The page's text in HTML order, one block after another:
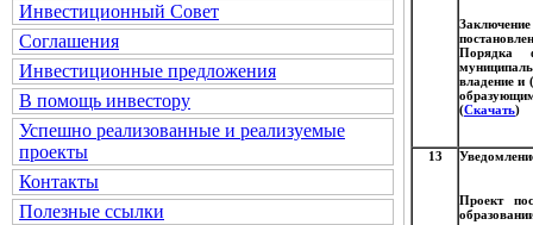
Инвестиционный Совет
Соглашения
Инвестиционные предложения
В помощь инвестору
Успешно реализованные и реализуемые
проекты
Контакты
Полезные ссылки
Порядка
владение и
(Скачать)
13
Проект